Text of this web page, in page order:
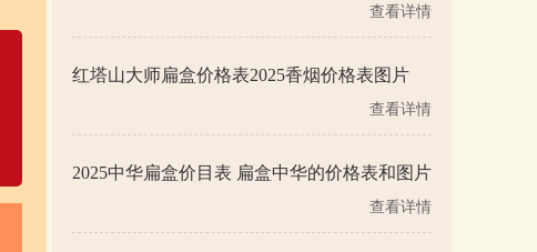
查看详情
红塔山大师扁盒价格表2025香烟价格表图片
查看详情
2025中华扁盒价目表 扁盒中华的价格表和图片
查看详情